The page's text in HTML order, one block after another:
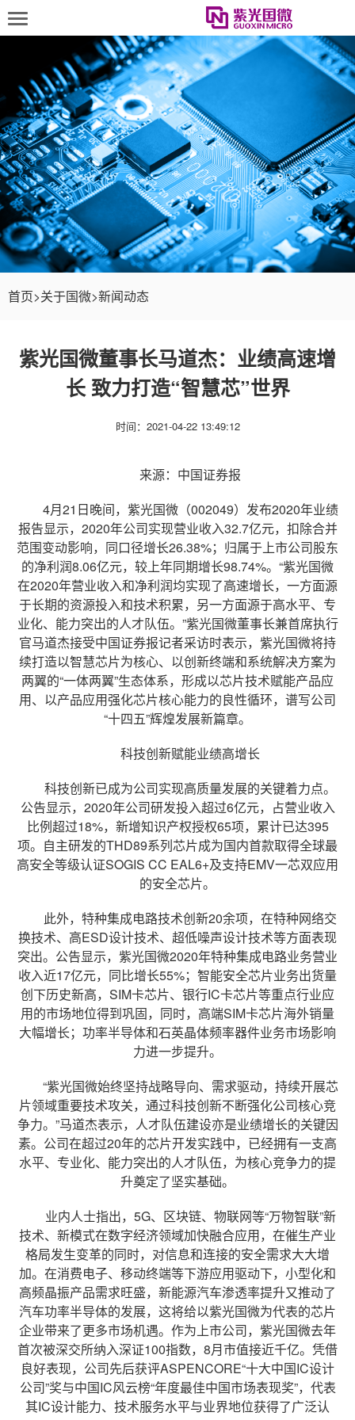
首页>关于国微>新闻动态
紫光国微董事长马道杰：业绩高速增
长 致力打造“智慧芯”世界
时间：2021-04-22 13:49:12
来源：中国证券报
4月21日晚间，紫光国微（002049）发布2020年业绩
报告显示，2020年公司实现营业收入32.7亿元，扣除合并
范围变动影响，同口径增长26.38%；归属于上市公司股东
的净利润8.06亿元，较上年同期增长98.74%。“紫光国微
在2020年营业收入和净利润均实现了高速增长，一方面源
于长期的资源投入和技术积累，另一方面源于高水平、专
业化、能力突出的人才队伍。”紫光国微董事长兼首席执行
官马道杰接受中国证券报记者采访时表示，紫光国微将持
续打造以智慧芯片为核心、以创新终端和系统解决方案为
两翼的“一体两翼”生态体系，形成以芯片技术赋能产品应
用、以产品应用强化芯片核心能力的良性循环，谱写公司
“十四五”辉煌发展新篇章。
科技创新赋能业绩高增长
科技创新已成为公司实现高质量发展的关键着力点。
公告显示，2020年公司研发投入超过6亿元，占营业收入
比例超过18%，新增知识产权授权65项，累计已达395
项。自主研发的THD89系列芯片成为国内首款取得全球最
高安全等级认证SOGIS CC EAL6+及支持EMV一芯双应用
的安全芯片。
此外，特种集成电路技术创新20余项，在特种网络交
换技术、高ESD设计技术、超低噪声设计技术等方面表现
突出。公告显示，紫光国微2020年特种集成电路业务营业
收入近17亿元，同比增长55%；智能安全芯片业务出货量
创下历史新高，SIM卡芯片、银行IC卡芯片等重点行业应
用的市场地位得到巩固，同时，高端SIM卡芯片海外销量
大幅增长；功率半导体和石英晶体频率器件业务市场影响
力进一步提升。
“紫光国微始终坚持战略导向、需求驱动，持续开展芯
片领域重要技术攻关，通过科技创新不断强化公司核心竞
争力。”马道杰表示，人才队伍建设亦是业绩增长的关键因
素。公司在超过20年的芯片开发实践中，已经拥有一支高
水平、专业化、能力突出的人才队伍，为核心竞争力的提
升奠定了坚实基础。
业内人士指出，5G、区块链、物联网等“万物智联”新
技术、新模式在数字经济领域加快融合应用，在催生产业
格局发生变革的同时，对信息和连接的安全需求大大增
加。在消费电子、移动终端等下游应用驱动下，小型化和
高频晶振产品需求旺盛，新能源汽车渗透率提升又推动了
汽车功率半导体的发展，这将给以紫光国微为代表的芯片
企业带来了更多市场机遇。作为上市公司，紫光国微去年
首次被深交所纳入深证100指数，8月市值接近千亿。凭借
良好表现，公司先后获评ASPENCORE“十大中国IC设计
公司”奖与中国IC风云榜“年度最佳中国市场表现奖”，代表
其IC设计能力、技术服务水平与业界地位获得了广泛认